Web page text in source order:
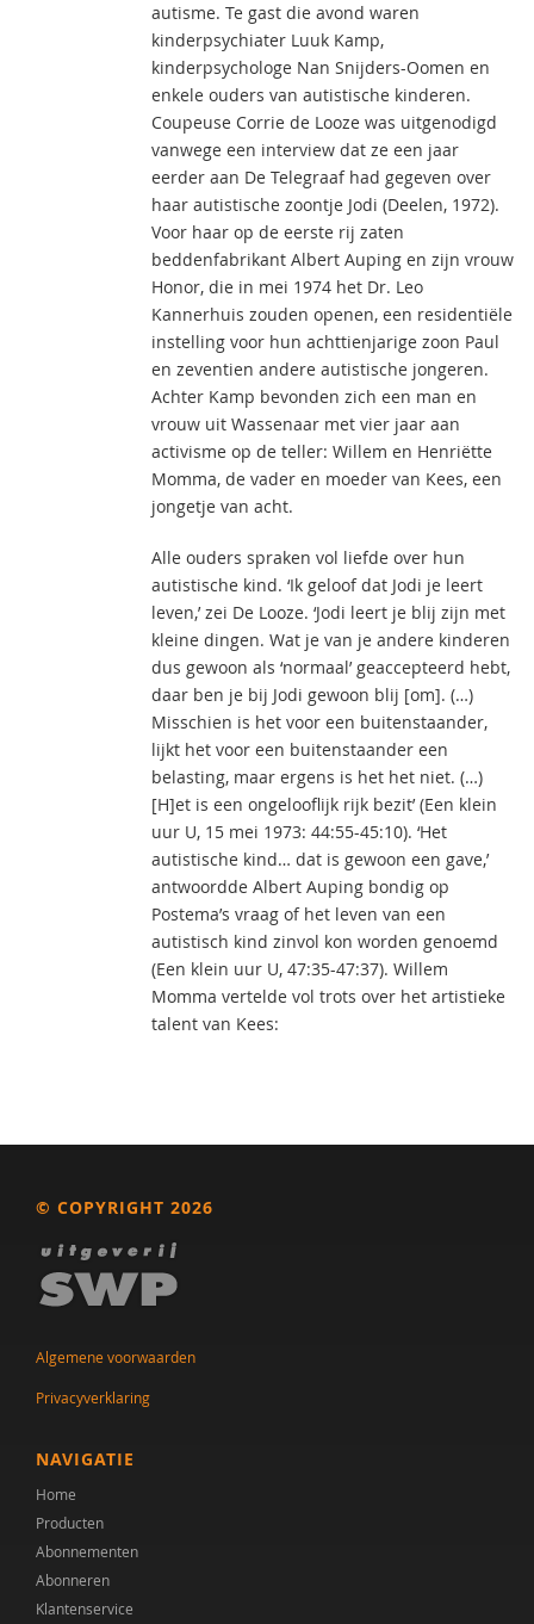
autisme. Te gast die avond waren
kinderpsychiater Luuk Kamp,
kinderpsychologe Nan Snijders-Oomen en
enkele ouders van autistische kinderen.
Coupeuse Corrie de Looze was uitgenodigd
vanwege een interview dat ze een jaar
eerder aan De Telegraaf had gegeven over
haar autistische zoontje Jodi (Deelen, 1972).
Voor haar op de eerste rij zaten
beddenfabrikant Albert Auping en zijn vrouw
Honor, die in mei 1974 het Dr. Leo
Kannerhuis zouden openen, een residentiële
instelling voor hun achttienjarige zoon Paul
en zeventien andere autistische jongeren.
Achter Kamp bevonden zich een man en
vrouw uit Wassenaar met vier jaar aan
activisme op de teller: Willem en Henriëtte
Momma, de vader en moeder van Kees, een
jongetje van acht.
Alle ouders spraken vol liefde over hun
autistische kind. ‘Ik geloof dat Jodi je leert
leven,’ zei De Looze. ‘Jodi leert je blij zijn met
kleine dingen. Wat je van je andere kinderen
dus gewoon als ‘normaal’ geaccepteerd hebt,
daar ben je bij Jodi gewoon blij [om]. (…)
Misschien is het voor een buitenstaander,
lijkt het voor een buitenstaander een
belasting, maar ergens is het het niet. (…)
[H]et is een ongelooflijk rijk bezit’ (Een klein
uur U, 15 mei 1973: 44:55-45:10). ‘Het
autistische kind… dat is gewoon een gave,’
antwoordde Albert Auping bondig op
Postema’s vraag of het leven van een
autistisch kind zinvol kon worden genoemd
(Een klein uur U, 47:35-47:37). Willem
Momma vertelde vol trots over het artistieke
talent van Kees:
© COPYRIGHT 2026
Algemene voorwaarden
Privacyverklaring
NAVIGATIE
Home
Producten
Abonnementen
Abonneren
Klantenservice